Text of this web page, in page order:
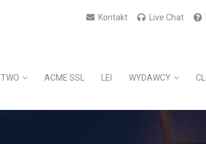
Kontakt Live Chat
ACME SSL LEI WYDAWCY CLI